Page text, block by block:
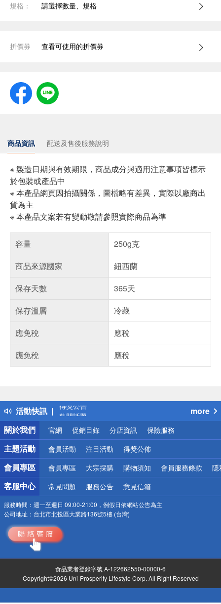
規格： 請選擇數量、規格
折價券 查看可使用的折價券
商品資訊 配送及售後服務說明
※ 製造日期與有效期限，商品成分與適用注意事項皆標示
於包裝或產品中
※ 本產品網頁因拍攝關係，圖檔略有差異，實際以廠商出
貨為主
※ 本產品文案若有變動敬請參照實際商品為準
容量
250g克
商品來源國家
紐西蘭
保存天數
365天
保存溫層
冷藏
應免稅
應稅
應免稅
應稅
活動快訊
得獎公告
熱門話題
銀行優惠
偏遠地區配送
詐騙網頁！請小心！
more
關於我們
官網 促銷目錄 分店資訊 保險服務
主題活動 會員活動 注目活動 得獎公佈
會員專區 會員專區 大宗採購 購物須知 會員服務條款 隱
客服中心 常見問題 服務公告 意見信箱
服務時間： 週一至週日 09:00-21:00，例假日依網站公告為主
公司地址： 台北市北投區大業路136號5樓 (台灣)
食品業者登錄字號 A-122662550-00000-6
Copyright©2026 Uni-Prosperity Lifestyle Corp. All Right Reserved